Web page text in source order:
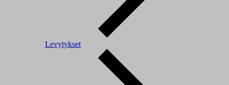
Levytykset